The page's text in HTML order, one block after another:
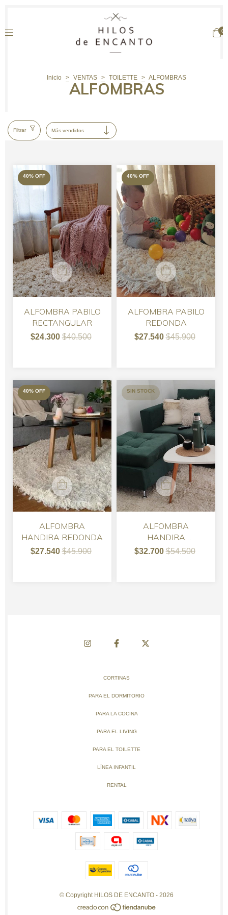
0
Inicio > VENTAS > TOILETTE > ALFOMBRAS
ALFOMBRAS
Filtrar
40% OFF
ALFOMBRA PABILO
RECTANGULAR
$24.300$40.500
40% OFF
ALFOMBRA PABILO
REDONDA
$27.540$45.900
40% OFF
ALFOMBRA
HANDIRA REDONDA
$27.540$45.900
SIN STOCK
ALFOMBRA
HANDIRA
RECTANGULAR
$32.700$54.500
CORTINAS
PARA EL DORMITORIO
PARA LA COCINA
PARA EL LIVING
PARA EL TOILETTE
LÍNEA INFANTIL
RENTAL
© Copyright HILOS DE ENCANTO - 2026